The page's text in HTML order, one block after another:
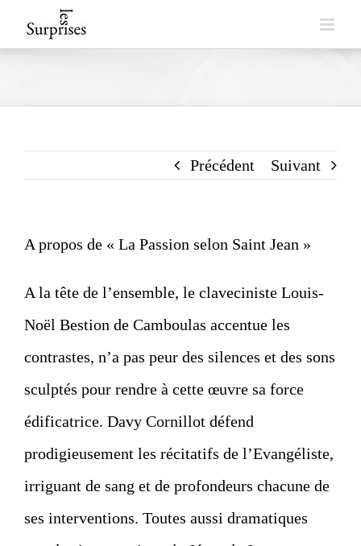
to
Précédent Suivant
A propos de « La Passion selon Saint Jean »
A la tête de l’ensemble, le claveciniste Louis-
Noël Bestion de Camboulas accentue les
contrastes, n’a pas peur des silences et des sons
sculptés pour rendre à cette œuvre sa force
édificatrice. Davy Cornillotdéfend
prodigieusement les récitatifs de l’Evangéliste,
irriguant de sang et de profondeurs chacune de
ses interventions. Toutes aussi dramatiques